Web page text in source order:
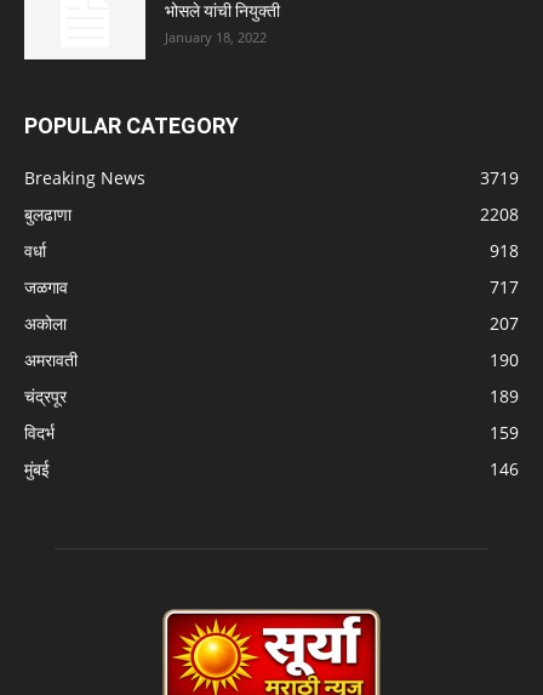
भोसले यांची नियुक्ती
January 18, 2022
POPULAR CATEGORY
Breaking News
3719
बुलढाणा
2208
वर्धा
918
जळगाव
717
अकोला
207
अमरावती
190
चंद्रपूर
189
विदर्भ
159
मुंबई
146